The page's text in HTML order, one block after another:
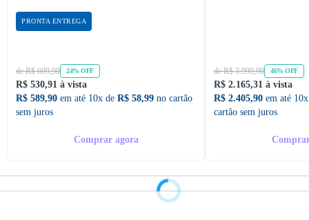
PRONTA ENTREGA
de R$ 699,90 24% OFF
R$ 530,91 à vista
R$ 589,90 em até 10x de R$ 58,99 no cartão
sem juros
Comprar agora
de R$ 3.999,90 46% OFF
R$ 2.165,31 à vista
R$ 2.405,90 em até
cartão sem juros